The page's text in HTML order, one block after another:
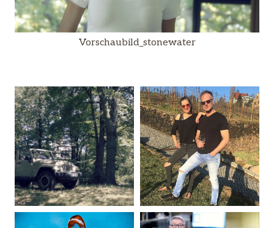
Vorschaubild_stonewater